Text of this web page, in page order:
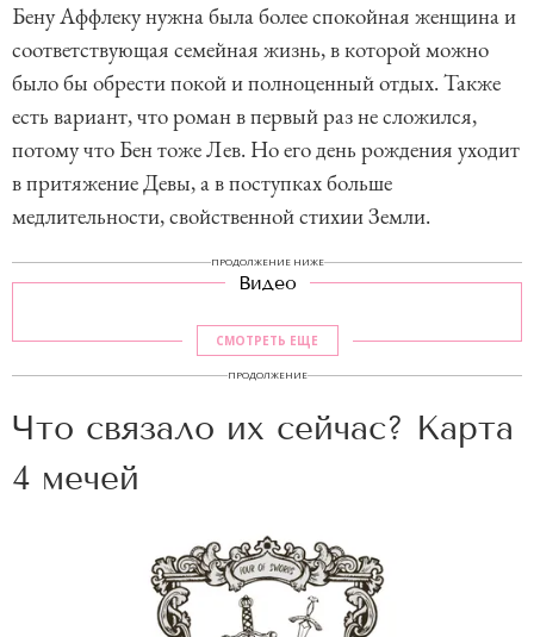
Бену Аффлеку нужна была более спокойная женщина и
соответствующая семейная жизнь, в которой можно
было бы обрести покой и полноценный отдых. Также
есть вариант, что роман в первый раз не сложился,
потому что Бен тоже Лев. Но его день рождения уходит
в притяжение Девы, а в поступках больше
медлительности, свойственной стихии Земли.
ПРОДОЛЖЕНИЕ НИЖЕ
Видео
СМОТРЕТЬ ЕЩЕ
ПРОДОЛЖЕНИЕ
Что связало их сейчас? Карта
4 мечей